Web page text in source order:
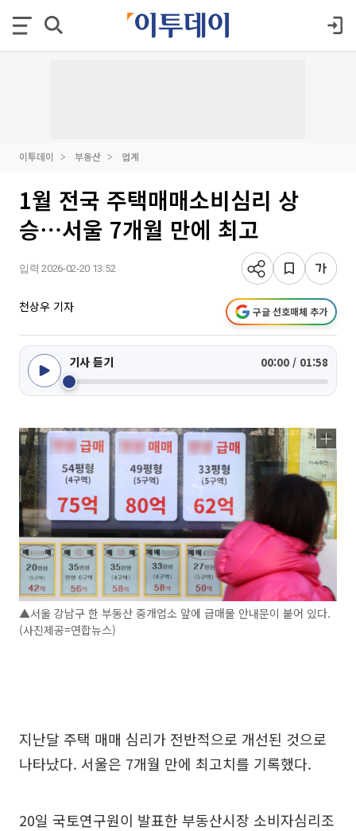
이투데이 부동산 업계
1월 전국 주택매매소비심리 상
승⋯서울 7개월 만에 최고
입력 2026-02-20 13:52
천상우 기자 구글 선호매체 추가
기사 듣기 00:00 / 01:58
▲서울 강남구 한 부동산 중개업소 앞에 급매물 안내문이 붙어 있다.
(사진제공=연합뉴스)
지난달 주택 매매 심리가 전반적으로 개선된 것으로
나타났다. 서울은 7개월 만에 최고치를 기록했다.
20일 국토연구원이 발표한 부동산시장 소비자심리조